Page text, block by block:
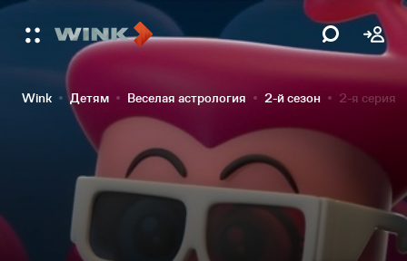
Wink Детям Веселая астрология 2-й сезон 2-я серия